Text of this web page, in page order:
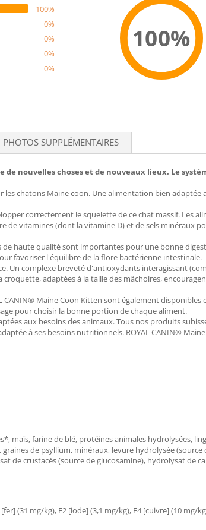
100%
0%
0%
0%
0%
100%
PHOTOS SUPPLÉMENTAIRES
de nouvelles choses et de nouveaux lieux. Le
chatons Maine coon. Une alimentation bien
correctement le squelette de ce chat massif. Les
de vitamines (dont la vitamine D) et de sels minéraux
haute qualité sont importantes pour une bonne
favoriser l'équilibre de la flore bactérienne intestinale.
Un complexe breveté d'antioxydants interagissant
adaptées à la taille des mâchoires,
Maine Coon Kitten sont également
pour choisir la bonne portion de chaque aliment.
aux besoins des animaux. Tous nos produits
à ses besoins nutritionnels. ROYAL CANIN®
maïs, farine de blé, protéines animales hydrolysées,
de psyllium, minéraux, levure hydrolysée
de crustacés (source de glucosamine), hydrolysat de
(31 mg/kg), E2 [iode] (3,1 mg/kg), E4 [cuivre] (10 mg/